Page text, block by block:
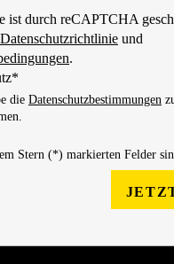
ist durch reCAPTCHA
Datenschutzrichtlinie und
.
die Datenschutzbestimmungen
Stern (*) markierten Felder